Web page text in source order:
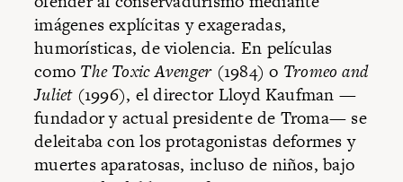
imágenes explícitas y exageradas,
humorísticas, de violencia. En películas
como The Toxic Avenger (1984) o Tromeo and
Juliet (1996), el director Lloyd Kaufman —
fundador y actual presidente de Troma— se
deleitaba con los protagonistas deformes y
muertes aparatosas, incluso de niños, bajo